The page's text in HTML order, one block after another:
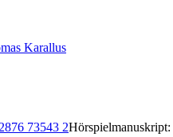
Karallus
73543 2Hörspielmanuskript: